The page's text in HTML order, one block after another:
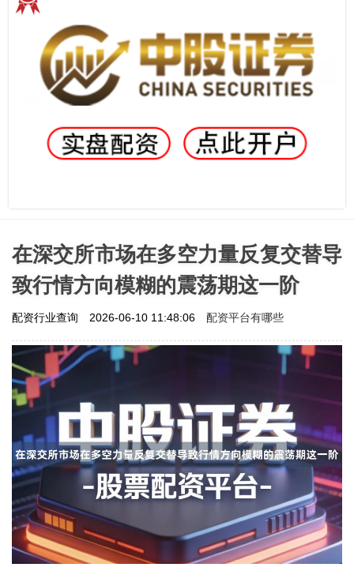
在深交所市场在多空力量反复交替导
致行情方向模糊的震荡期这一阶
配资行业查询 2026-06-10 11:48:06 配资平台有哪些